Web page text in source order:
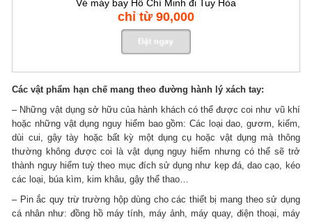
Vé máy bay Hồ Chí Minh đi Tuy Hòa
chỉ từ 90,000
Các vật phẩm hạn chế mang theo đường hành lý xách tay:
– Những vật dụng sở hữu của hành khách có thể được coi như vũ khí
hoặc những vật dụng nguy hiểm bao gồm: Các loại dao, gươm, kiếm,
dùi cui, gậy tày hoặc bất kỳ một dụng cụ hoặc vật dụng mà thông
thường không được coi là vật dụng nguy hiểm nhưng có thể sẽ trở
thành nguy hiểm tuỳ theo mục đích sử dụng như kẹp đá, dao cạo, kéo
các loại, búa kìm, kim khâu, gậy thể thao…
– Pin ắc quy trừ trường hộp dùng cho các thiết bị mang theo sử dụng
cá nhân như: đồng hồ máy tính, máy ảnh, máy quay, điện thoại, máy